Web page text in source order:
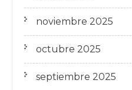
noviembre 2025
octubre 2025
septiembre 2025